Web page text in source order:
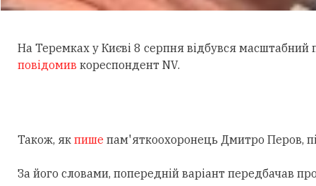
На Теремках у Києві 8 серпня відбувся масштабний
повідомив кореспондент NV.
Також, як пише пам'яткоохоронець Дмитро Перов,
За його словами, попередній варіант передбачав